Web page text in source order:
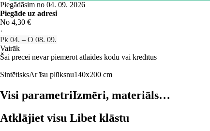
Piegādāsim no 04. 09. 2026
Piegāde uz adresi
No 4,30 €
·
Pk 04. – O 08. 09.
Vairāk
Šai precei nevar piemērot atlaides kodu vai kredītus
SintētisksAr īsu plūksnu140x200 cm
Visi parametriIzmēri, materiāls…
Atklājiet visu Libet klāstu